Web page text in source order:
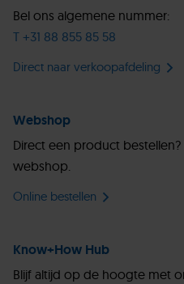
Bel ons algemene nummer:
T +31 88 855 85 58
Direct naar verkoopafdeling
Webshop
Direct een product
webshop.
Online bestellen
Know+How Hub
Blijf altijd op de hoogte met